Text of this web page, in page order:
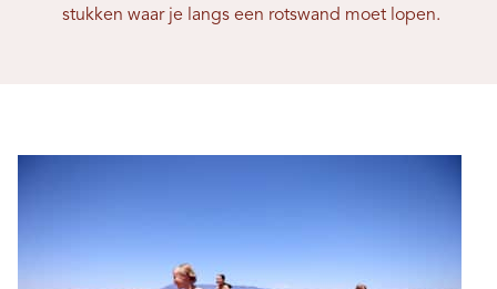
stukken waar je langs een rotswand moet lopen.